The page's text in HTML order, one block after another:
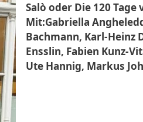
Salò oder Die 120 Tage
Mit:Gabriella
Bachmann, Karl-Heinz
Ensslin, Fabien Kunz-
Ute Hannig, Markus